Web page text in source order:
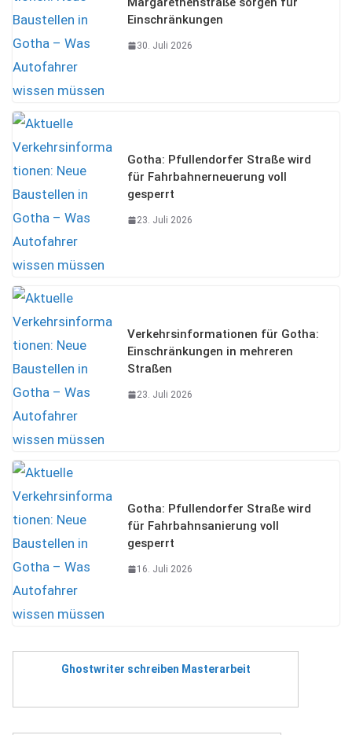
Einschränkungen
30. Juli 2026
Gotha: Pfullendorfer Straße wird
für Fahrbahnerneuerung voll
gesperrt
23. Juli 2026
Verkehrsinformationen für Gotha:
Einschränkungen in mehreren
Straßen
23. Juli 2026
Gotha: Pfullendorfer Straße wird
für Fahrbahnsanierung voll
gesperrt
16. Juli 2026
Ghostwriter schreiben Masterarbeit